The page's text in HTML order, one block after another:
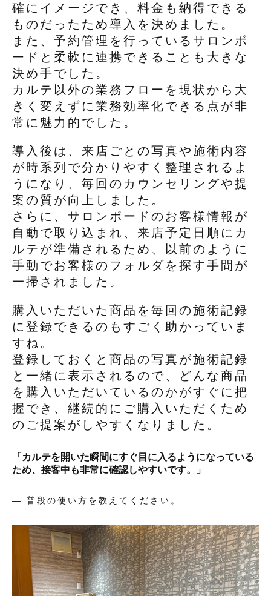
確にイメージでき、料金も納得できる
ものだったため導入を決めました。
また、予約管理を行っているサロンボ
ードと柔軟に連携できることも大きな
決め手でした。
カルテ以外の業務フローを現状から大
きく変えずに業務効率化できる点が非
常に魅力的でした。
導入後は、来店ごとの写真や施術内容
が時系列で分かりやすく整理されるよ
うになり、毎回のカウンセリングや提
案の質が向上しました。
さらに、サロンボードのお客様情報が
自動で取り込まれ、来店予定日順にカ
ルテが準備されるため、以前のように
手動でお客様のフォルダを探す手間が
一掃されました。
購入いただいた商品を毎回の施術記録
に登録できるのもすごく助かっていま
すね。
登録しておくと商品の写真が施術記録
と一緒に表示されるので、どんな商品
を購入いただいているのかがすぐに把
握でき、継続的にご購入いただくため
のご提案がしやすくなりました。
「カルテを開いた瞬間にすぐ目に入るようになっている
ため、接客中も非常に確認しやすいです。」
— 普段の使い方を教えてください。